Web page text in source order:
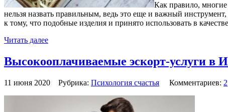
Как правило,
нельзя назвать правильным, ведь это еще и важный
к тому, что подобные изделия и принято использовать в
Читать далее
Высокооплачиваемые эскорт-услуги в
11 июня 2020 Рубрика: Психология счастья Комментариев: 2